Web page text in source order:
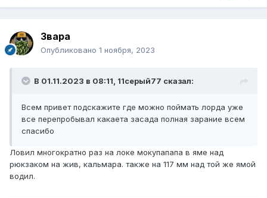
Звара
Опубликовано 1 ноября, 2023
В 01.11.2023 в 08:11, 11серый77 сказал:
Всем привет подскажите где можно поймать лорда уже
все перепробывал какаета засада полная зарание всем
спасибо
Ловил многократно раз на локе мокупапапа в яме над
рюкзаком на жив, кальмара. также на 117 мм над той же ямой
водил.